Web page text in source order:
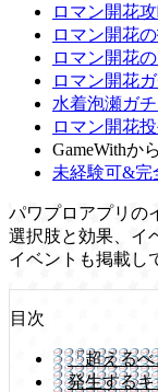
ロマン開花
ロマン開花
ロマン開花
ロマン開花
水着泡瀬ガ
ロマン開花
GameWithか
未経験可&完
パワプロアプリの
選択肢と効果、イ
イベントも掲載し
目次
「超える
発生する